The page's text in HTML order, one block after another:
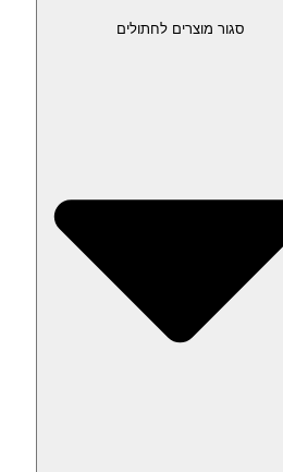
סגור מוצרים לחתולים